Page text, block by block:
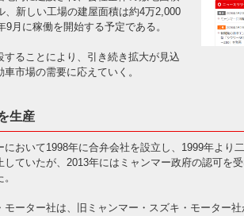
、新しい工場の建屋面積は約4万2,000
9月に稼働を開始する予定である。
することにより、引き続き拡大が見込
市場の需要に応えていく。
生産
において1998年に合弁会社を設立し、1999年より
していたが、2013年にはミャンマー政府の認可を
モーター社は、旧ミャンマー・スズキ・モーター